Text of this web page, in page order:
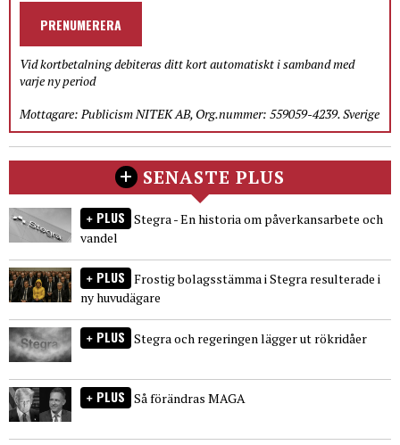
PRENUMERERA
Vid kortbetalning debiteras ditt kort automatiskt i samband med
varje ny period
Mottagare: Publicism NITEK AB, Org.nummer: 559059-4239. Sverige
SENASTE PLUS
PLUS Stegra - En historia om påverkansarbete och
vandel
PLUS Frostig bolagsstämma i Stegra resulterade i
ny huvudägare
PLUS Stegra och regeringen lägger ut rökridåer
PLUS Så förändras MAGA